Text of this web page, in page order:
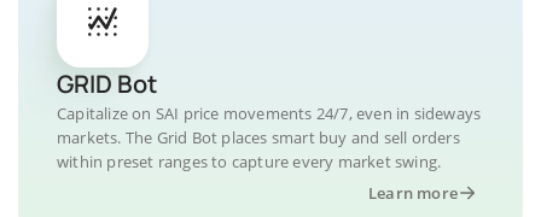
GRID Bot
Capitalize on SAI price movements 24/7, even in sideways
markets. The Grid Bot places smart buy and sell orders
within preset ranges to capture every market swing.
Learn more